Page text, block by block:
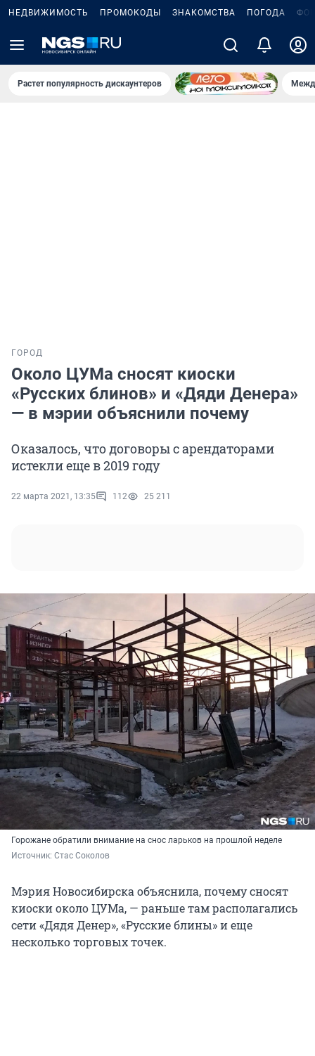
НЕДВИЖИМОСТЬ ПРОМОКОДЫ ЗНАКОМСТВА ПОГОДА
Растет популярность дискаунтеров
ГОРОД
Около ЦУМа сносят киоски
«Русских блинов» и «Дяди Денера»
— в мэрии объяснили почему
Оказалось, что договоры с арендаторами
истекли еще в 2019 году
22 марта 2021, 13:35 112 25 211
Горожане обратили внимание на снос ларьков на прошлой неделе
Источник: Стас Соколов
Мэрия Новосибирска объяснила, почему сносят
киоски около ЦУМа, — раньше там располагались
сети «Дядя Денер», «Русские блины» и еще
несколько торговых точек.